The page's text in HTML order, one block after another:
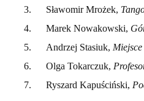
3.
Sławomir Mrożek,
4.
Marek Nowakowski,
5.
Andrzej Stasiuk, Miejsce
6.
Olga Tokarczuk,
7.
Ryszard Kapuściński,